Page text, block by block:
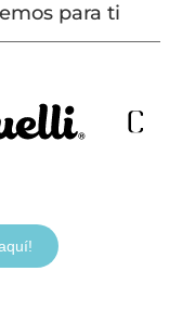
para ti